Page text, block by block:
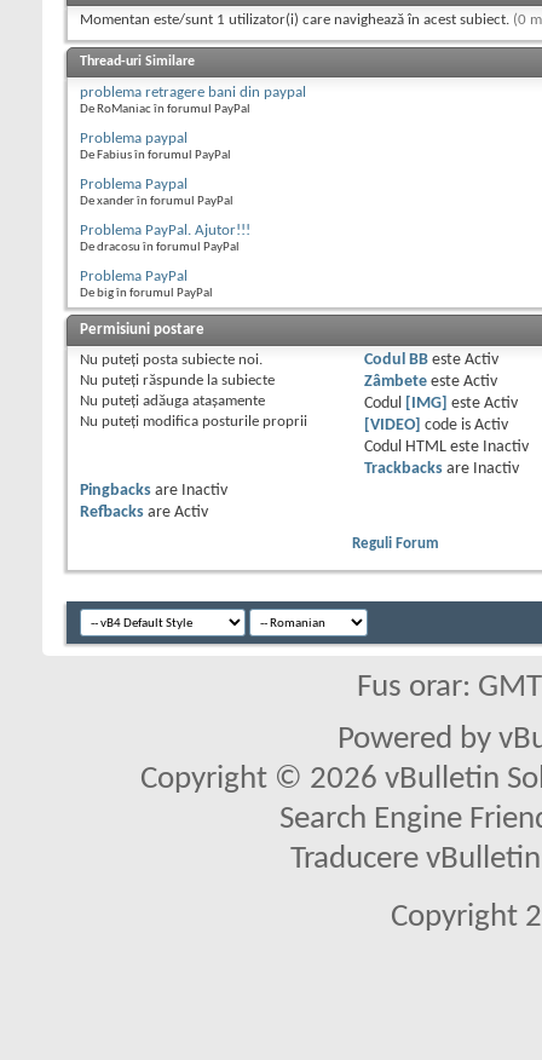
Momentan este/sunt 1 utilizator(i) care navighează în acest subiect. (0
Thread-uri Similare
problema retragere bani din paypal
De RoManiac în forumul PayPal
Problema paypal
De Fabius în forumul PayPal
Problema Paypal
De xander în forumul PayPal
Problema PayPal. Ajutor!!!
De dracosu în forumul PayPal
Problema PayPal
De big în forumul PayPal
Permisiuni postare
Nu puteţi posta subiecte noi.
Nu puteţi răspunde la subiecte
Nu puteţi adăuga ataşamente
Nu puteţi modifica posturile proprii
Codul BBeste Activ
Zâmbeteeste Activ
Codul
[IMG] este Activ
[VIDEO]
code is Activ
Codul HTML este
Inactiv
Trackbacksare
Inactiv
Pingbacks are
Inactiv
Refbacks are Activ
Reguli Forum
Fus orar:
Powered by
Copyright © 2026 vBulletin
Search Engine
Traducere
Copyright